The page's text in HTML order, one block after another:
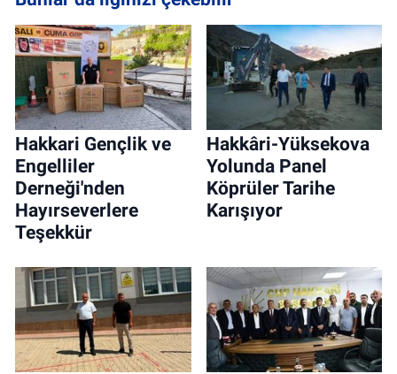
Hakkari Gençlik ve
Engelliler
Derneği'nden
Hayırseverlere
Teşekkür
Hakkâri-Yüksekova
Yolunda Panel
Köprüler Tarihe
Karışıyor